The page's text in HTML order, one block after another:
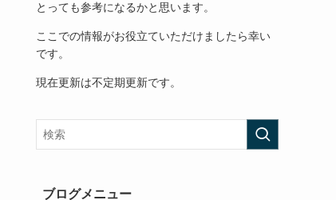
とっても参考になるかと思います。
ここでの情報がお役立ていただけましたら幸い
です。
現在更新は不定期更新です。
ブログメニュー